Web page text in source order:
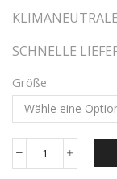
SCHNELLE
Größe